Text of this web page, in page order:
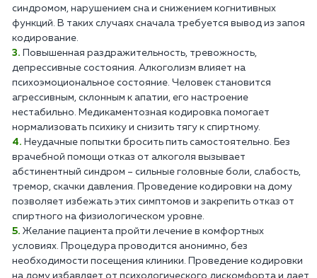
синдромом, нарушением сна и снижением когнитивных
функций. В таких случаях сначала требуется вывод из запоя
кодирование.
Повышенная раздражительность, тревожность,
депрессивные состояния. Алкоголизм влияет на
психоэмоциональное состояние. Человек становится
агрессивным, склонным к апатии, его настроение
нестабильно. Медикаментозная кодировка помогает
нормализовать психику и снизить тягу к спиртному.
Неудачные попытки бросить пить самостоятельно. Без
врачебной помощи отказ от алкоголя вызывает
абстинентный синдром – сильные головные боли, слабость,
тремор, скачки давления. Проведение кодировки на дому
позволяет избежать этих симптомов и закрепить отказ от
спиртного на физиологическом уровне.
Желание пациента пройти лечение в комфортных
условиях. Процедура проводится анонимно, без
необходимости посещения клиники. Проведение кодировки
на дому избавляет от психологического дискомфорта и дает